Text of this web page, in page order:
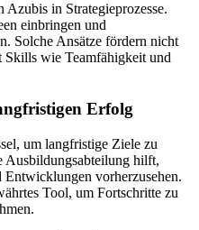
in Strategieprozesse.
einbringen und
Solche Ansätze fördern nicht
Skills wie Teamfähigkeit und
Erfolg
um langfristige Ziele zu
Ausbildungsabteilung hilft,
vorherzusehen.
Tool, um Fortschritte zu